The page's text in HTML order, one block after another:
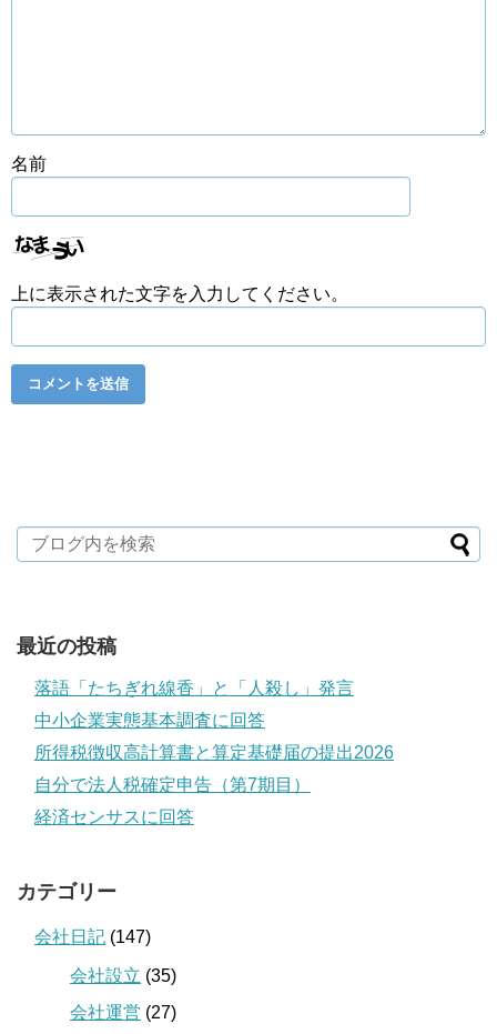
名前
上に表示された文字を入力してください。
最近の投稿
落語「たちぎれ線香」と「人殺し」発言
中小企業実態基本調査に回答
所得税徴収高計算書と算定基礎届の提出2026
自分で法人税確定申告（第7期目）
経済センサスに回答
カテゴリー
会社日記 (147)
会社設立 (35)
会社運営 (27)